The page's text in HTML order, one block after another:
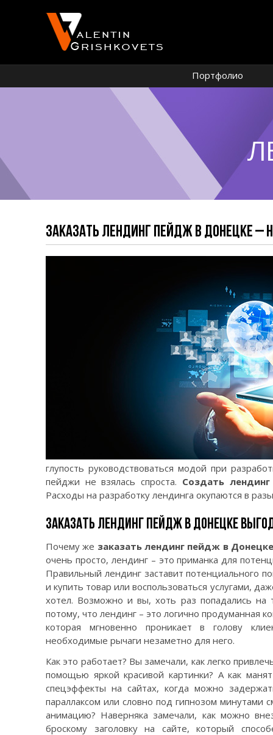
Портфолио
ЗАКАЗАТЬ ЛЕНДИНГ ПЕЙДЖ В ДОНЕЦКЕ –
глупость руководствоваться модой при
пейджи не взялась спроста. Создать
Расходы на разработку лендинга окупаются в
ЗАКАЗАТЬ ЛЕНДИНГ ПЕЙДЖ В ДОНЕЦКЕ
Почему же заказать лендинг пейдж в
очень просто, лендинг – это приманка для
Правильный лендинг заставит потенциального
и купить товар или воспользоваться услугами,
хотел. Возможно и вы, хоть раз попадались на
потому, что лендинг – это логично продуманная
которая мгновенно проникает в голову
необходимые рычаги незаметно для него.
Как это работает? Вы замечали, как легко
помощью яркой красивой картинки? А как
спецэффекты на сайтах, когда можно
параллаксом или словно под гипнозом минутами
анимацию? Наверняка замечали, как можно
броскому заголовку на сайте, который